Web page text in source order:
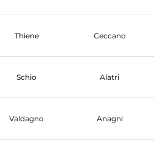
Thiene Ceccano
Schio Alatri
Valdagno Anagni